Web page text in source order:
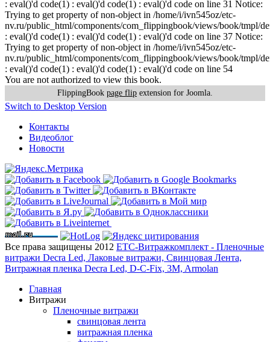
: eval()'d code(1) : eval()'d code(1) : eval()'d code on line 31 Notice:
Trying to get property of non-object in /home/i/ivn545oz/etc-
nv.ru/public_html/components/com_flippingbook/views/book/tmpl/
: eval()'d code(1) : eval()'d code(1) : eval()'d code on line 37 Notice:
Trying to get property of non-object in /home/i/ivn545oz/etc-
nv.ru/public_html/components/com_flippingbook/views/book/tmpl/
: eval()'d code(1) : eval()'d code(1) : eval()'d code on line 54
You are not authorized to view this book.
FlippingBook page flip extension for Joomla.
Switch to Desktop Version
Контакты
Видеоблог
Новости
Все права защищены 2012 ЕТС-Витражкомплект - Пленочные
витражи Decra Led, Лаковые витражи, Свинцовая Лента,
Витражная пленка Decra Led, D-C-Fix, 3M, Armolan
Главная
Витражи
Пленочные витражи
свинцовая лента
витражная пленка